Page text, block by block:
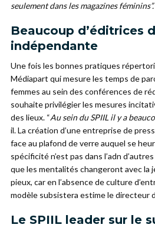
seulement dans les magazines féminins”.
Beaucoup d’éditrices
indépendante
Une fois les bonnes pratiques
Médiapart qui mesure les temps de
femmes au sein des conférences de
souhaite privilégier les mesures
des lieux. “Au sein du SPIIL il y a
il. La création d’une entreprise de
face au plafond de verre auquel se
spécificité n’est pas dans l’adn
que les mentalités changeront avec la
pieux, car en l’absence de culture
modèle subsistera estime le directeur
Le SPIIL leader sur le